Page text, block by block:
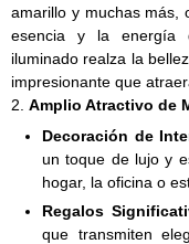
amarillo y muchas más,
esencia y la energía
iluminado realza la
impresionante que
2. Amplio Atractivo de
Decoración de
un toque de lujo y
hogar, la oficina o
Regalos
que transmiten